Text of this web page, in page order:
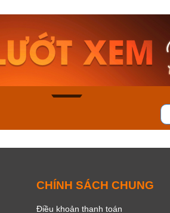
Casio Nam MTS-
115D-1AVDF
2.823.000₫
2.399.550₫
Mua ngay
CHÍNH SÁCH CHUNG
Điều khoản thanh toán